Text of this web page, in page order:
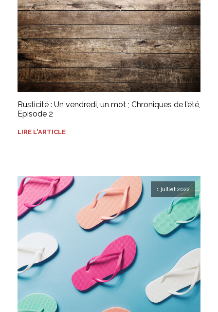
Rusticité : Un vendredi, un mot ; Chroniques de l’été,
Episode 2
LIRE L'ARTICLE
1 juillet 2022